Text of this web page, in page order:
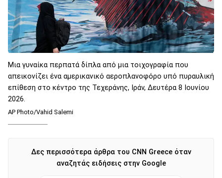
Μια γυναίκα περπατά δίπλα από μια τοιχογραφία που
απεικονίζει ένα αμερικανικό αεροπλανοφόρο υπό πυραυλική
επίθεση στο κέντρο της Τεχεράνης, Ιράν, Δευτέρα 8 Ιουνίου
2026.
AP Photo/Vahid Salemi
Δες περισσότερα άρθρα του CNN Greece όταν
αναζητάς ειδήσεις στην Google